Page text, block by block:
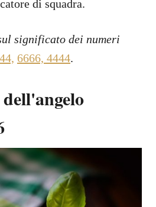
di squadra.
significato dei numeri
6666, 4444.